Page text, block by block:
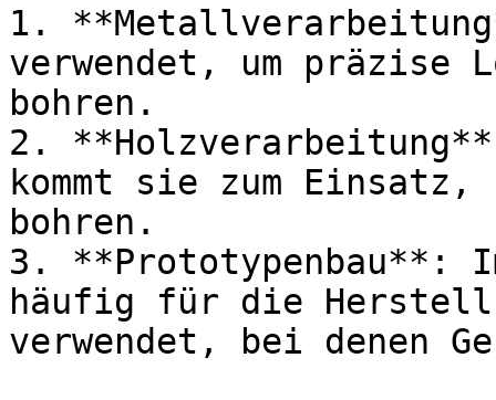
1.
verwendet, um
bohren.
2.
kommt sie zum
bohren.
3. **Prototypenbau**:
häufig für die
verwendet, bei denen